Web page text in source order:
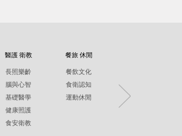
醫護 衛教
長照樂齡
腦與心智
基礎醫學
健康照護
食安衛教
餐旅 休閒
餐飲文化
食衛認知
運動休閒
社政人文